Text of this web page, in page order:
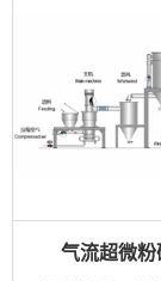
气流超微粉